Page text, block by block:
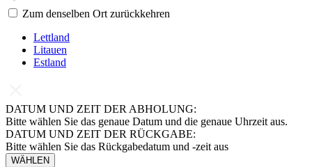
Zum denselben Ort zurückkehren
Lettland
Litauen
Estland
DATUM UND ZEIT DER ABHOLUNG:
Bitte wählen Sie das genaue Datum und die genaue Uhrzeit aus.
DATUM UND ZEIT DER RÜCKGABE:
Bitte wählen Sie das Rückgabedatum und -zeit aus
WÄHLEN